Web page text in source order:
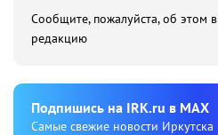
Сообщите, пожалуйста, об этом в
редакцию
Подпишиcь на IRK.ru в MAX
Cамые свежие новости Иркутска